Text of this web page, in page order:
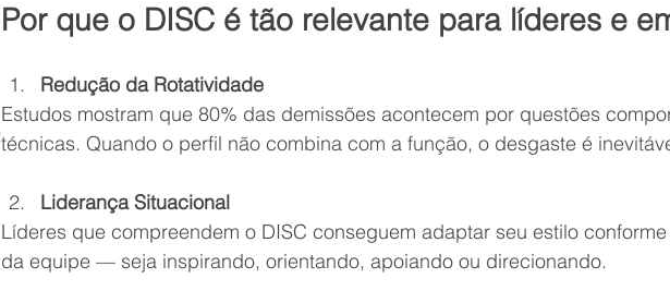
Por que o DISC é tão relevante para líderes e
Redução da Rotatividade
Estudos mostram que 80% das demissões acontecem por questões
técnicas. Quando o perfil não combina com a função, o desgaste é
Liderança Situacional
Líderes que compreendem o DISC conseguem adaptar seu estilo
da equipe — seja inspirando, orientando, apoiando ou direcionando.